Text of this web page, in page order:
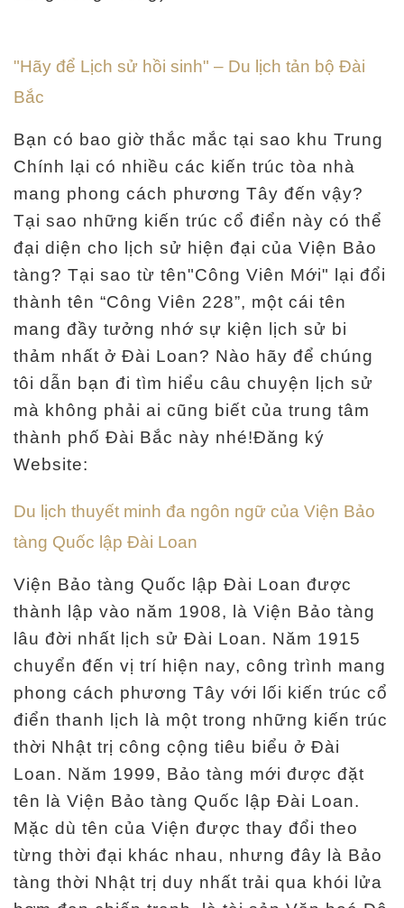
k
h
o
à
n
q
u
a
h
ú
n
g
T
"Hãy để Lịch sử hồi sinh" – Du lịch tản bộ Đài
Bắc
Bạn có bao giờ thắc mắc tại sao khu Trung
Chính lại có nhiều các kiến trúc tòa nhà
mang phong cách phương Tây đến vậy?
Tại sao những kiến trúc cổ điển này có thể
đại diện cho lịch sử hiện đại của Viện Bảo
tàng? Tại sao từ tên"Công Viên Mới" lại đổi
thành tên “Công Viên 228”, một cái tên
mang đầy tưởng nhớ sự kiện lịch sử bi
thảm nhất ở Đài Loan? Nào hãy để chúng
tôi dẫn bạn đi tìm hiểu câu chuyện lịch sử
mà không phải ai cũng biết của trung tâm
thành phố Đài Bắc này nhé!Đăng ký
Website:
Du lịch thuyết minh đa ngôn ngữ của Viện Bảo
tàng Quốc lập Đài Loan
Viện Bảo tàng Quốc lập Đài Loan được
thành lập vào năm 1908, là Viện Bảo tàng
lâu đời nhất lịch sử Đài Loan. Năm 1915
chuyển đến vị trí hiện nay, công trình mang
phong cách phương Tây với lối kiến trúc cổ
điển thanh lịch là một trong những kiến trúc
thời Nhật trị công cộng tiêu biểu ở Đài
Loan. Năm 1999, Bảo tàng mới được đặt
tên là Viện Bảo tàng Quốc lập Đài Loan.
Mặc dù tên của Viện được thay đổi theo
từng thời đại khác nhau, nhưng đây là Bảo
tàng thời Nhật trị duy nhất trải qua khói lửa